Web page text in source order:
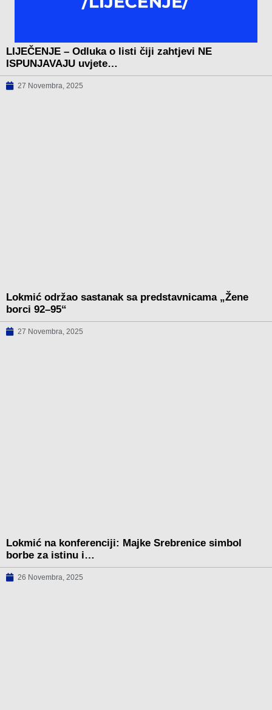
LIJEČENJE – Odluka o listi čiji zahtjevi NE
ISPUNJAVAJU uvjete…
27 Novembra, 2025
Lokmić održao sastanak sa predstavnicama „Žene
borci 92–95“
27 Novembra, 2025
Lokmić na konferenciji: Majke Srebrenice simbol
borbe za istinu i…
26 Novembra, 2025